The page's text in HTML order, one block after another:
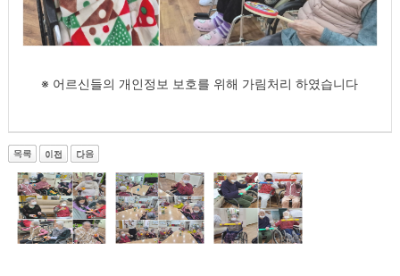
※ 어르신들의 개인정보 보호를 위해 가림처리 하였습니다